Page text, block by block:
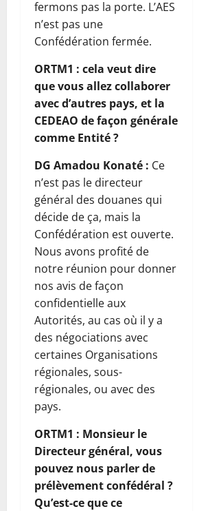
fermons pas la porte. L’AES
n’est pas une
Confédération fermée.
ORTM1 : cela veut dire
que vous allez collaborer
avec d’autres pays, et la
CEDEAO de façon générale
comme Entité ?
DG Amadou Konaté : Ce
n’est pas le directeur
général des douanes qui
décide de ça, mais la
Confédération est ouverte.
Nous avons profité de
notre réunion pour donner
nos avis de façon
confidentielle aux
Autorités, au cas où il y a
des négociations avec
certaines Organisations
régionales, sous-
régionales, ou avec des
pays.
ORTM1 : Monsieur le
Directeur général, vous
pouvez nous parler de
prélèvement confédéral ?
Qu’est-ce que ce